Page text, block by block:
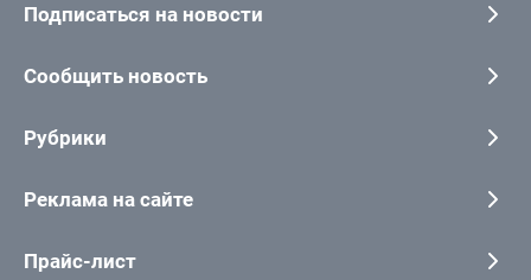
Подписаться на новости
Сообщить новость
Рубрики
Реклама на сайте
Прайс-лист